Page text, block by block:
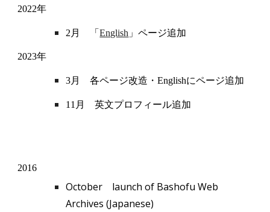
2022年
2月 「English 」ページ追加
2023年
3月 各ページ改造・Englishにページ追加
11月 英文プロフィール追加
2016
October launch of Bashofu Web
Archives (Japanese)